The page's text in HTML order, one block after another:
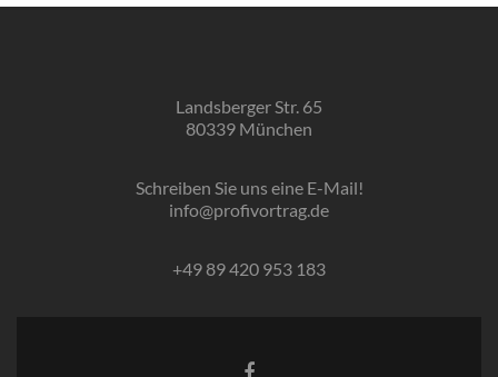
Landsberger Str. 65
80339 München
Schreiben Sie uns eine E-Mail!
info@profivortrag.de
+49 89 420 953 183
Facebook-